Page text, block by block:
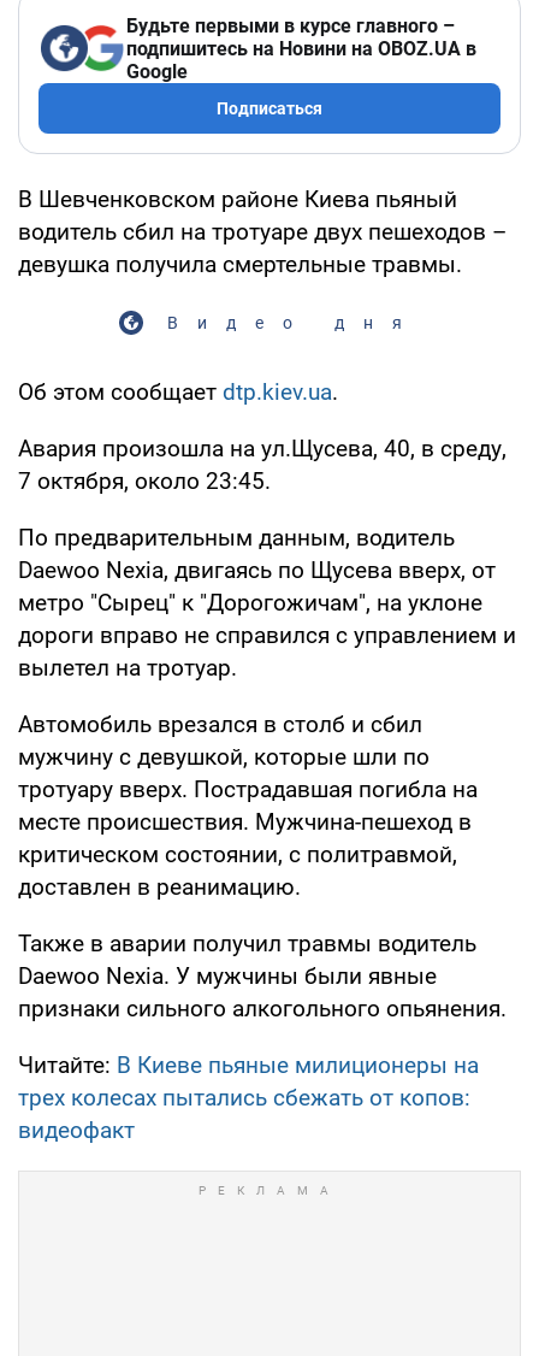
Будьте первыми в курсе главного –
подпишитесь на Новини на OBOZ.UA в
Google
Подписаться
В Шевченковском районе Киева пьяный
водитель сбил на тротуаре двух пешеходов –
девушка получила смертельные травмы.
Видео дня
Об этом сообщает dtp.kiev.ua.
Авария произошла на ул.Щусева, 40, в среду,
7 октября, около 23:45.
По предварительным данным, водитель
Daewoo Nexia, двигаясь по Щусева вверх, от
метро "Сырец" к "Дорогожичам", на уклоне
дороги вправо не справился с управлением и
вылетел на тротуар.
Автомобиль врезался в столб и сбил
мужчину с девушкой, которые шли по
тротуару вверх. Пострадавшая погибла на
месте происшествия. Мужчина-пешеход в
критическом состоянии, с политравмой,
доставлен в реанимацию.
Также в аварии получил травмы водитель
Daewoo Nexia. У мужчины были явные
признаки сильного алкогольного опьянения.
Читайте: В Киеве пьяные милиционеры на
трех колесах пытались сбежать от копов:
видеофакт